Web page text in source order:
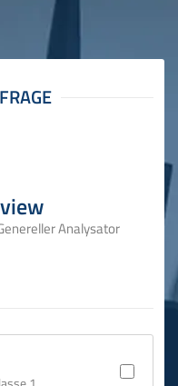
Analysator